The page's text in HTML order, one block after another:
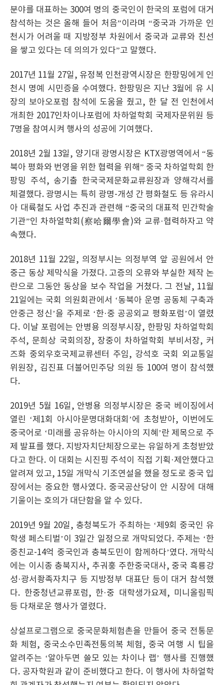
분야를 대표하는 300여 명의 중국인이 한국의 포럼에 대거
참석하는 것은 올해 들어 처음”이라며 “중국과 가까운 인
천시가 어려울 때 지방정부 차원에서 중국과 교류와 친선
을 쌓고 있다는 데 의의가 있다”고 말했다.
2017년 11월 27일, 유정복 인천광역시장은 한팡밍에게 인
천시 명예 시민증을 수여했다. 한팡밍은 지난 3월에 유 시
장의 보아오포럼 참석에 도움을 줬고, 한 달 전 인천에서
개최한 2017인차이나포럼에 차하얼학회 국제자문위원 등
7명을 참여시켜 행사의 성공에 기여했다.
2018년 2월 13일, 양기대 광명시장은 KTX광명역에서 “동
북아 평화와 번영을 위한 협력을 위해” 중국 차하얼학회 한
팡밍 주석, 송기출 한국국제문화교류원장과 양해각서를
체결했다. 광명시는 특히 광명-개성 간 평화철도 등 유라시
아 대륙철도 사업 추진과 관련해 “중국의 대표적 민간학술
기관”인 차하얼학회(察哈爾學會)와 교류·협력하자고 약
속했다.
2018년 11월 22일, 의정부시는 의정부역 앞 공원에서 안
중근 동상 제막식을 가졌다. 고증의 오류와 부실한 제작 논
란으로 그동안 동상을 보수 작업을 거쳤다. 그 전날, 11월
21일에는 국회 의원회관에서 ‘동북아 운명 공동체 구축과
안중근 정신’을 주제로 ‘한·중 공공외교 평화포럼’이 열렸
다. 이날 포럼에는 안병용 의정부시장, 한팡밍 차하얼학회
주석, 문희상 국회의장, 장중이 차하얼학회 부비서장, 커
즈화 중외우호국제교류센터 주임, 강석호 국회 외교통일
위원장, 김진표 더불어민주당 의원 등 100여 명이 참석했
다.
2019년 5월 16일, 안병용 의정부시장은 중국 베이징에서
열린 ‘제1회 아시아문명대화대회’에 초청받아, 이번에도
중국어로 ‘미래를 공유하는 아시아의 지혜’란 제목으로 주
제 발표를 했다. 지방자치단체장으로는 유일하게 초청받았
다고 한다. 이 대회는 시진핑 주석이 직접 기획·제안했다고
알려져 있고, 15일 개막식 기조연설을 했을 정도로 중국 입
장에서는 중요한 행사였다. 중국공산당이 안 시장에 대해
기울이는 호의가 대단함을 알 수 있다.
2019년 9월 20일, 충청북도가 주최하는 ‘제9회 중국인 유
학생 페스티벌’이 3일간 일정으로 개막되었다. 주제는 ‘한
중친교-14억 중국인과 충북도민이 함께하다’였다. 개막식
에는 이시종 충북지사, 추궈훙 주한중국대사, 중국 흑룡강
성·광서좡족자치구 등 지방정부 대표단 등이 대거 참석했
다. 한중청년교류포럼, 한·중 대학생가요제, 미니올림픽
등 다채로운 행사가 열렸다.
상설프로그램으로 중국문화체험촌을 만들어 중국 전통문
화 체험, 중국소수민족전통의복 체험, 중국 여행 시 팁을
알려주는 ‘알아두면 쓸모 있는 차이나 랩’ 행사를 진행했
다. 공자학원과 같이 준비했다고 한다. 이 행사에 차하얼학